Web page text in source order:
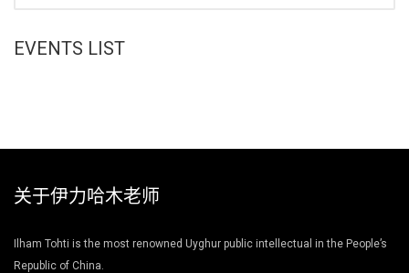
EVENTS LIST
关于伊力哈木老师
Ilham Tohti is the most renowned Uyghur public intellectual in the People’s
Republic of China.